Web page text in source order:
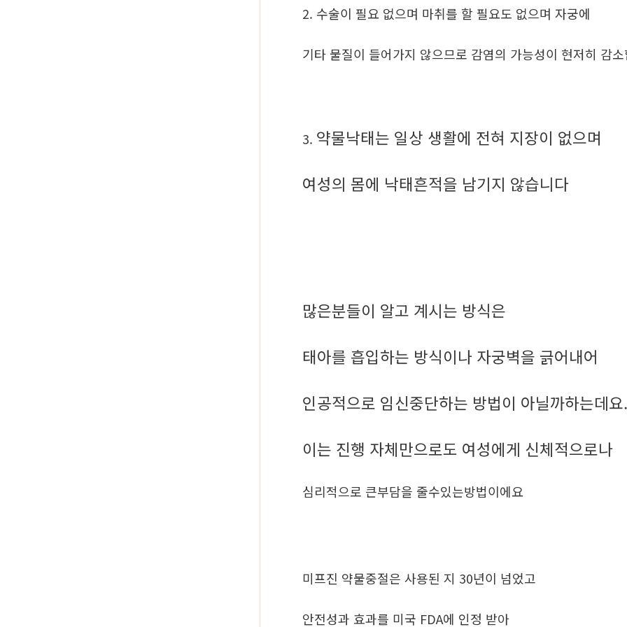
2. 수술이 필요 없으며 마취를 할 필요도 없으며 자궁에
기타 물질이 들어가지 않으므로 감염의 가능성이 현저히 감
3. 약물낙태는 일상 생활에 전혀 지장이 없으며
여성의 몸에 낙태흔적을 남기지 않습니다
많은분들이 알고 계시는 방식은
태아를 흡입하는 방식이나 자궁벽을 긁어내어
인공적으로 임신중단하는 방법이 아닐까하는데
이는 진행 자체만으로도 여성에게 신체적으로나
심리적으로 큰부담을 줄수있는방법이에요
미프진 약물중절은 사용된 지 30년이 넘었고
안전성과 효과를 미국 FDA에 인정 받아